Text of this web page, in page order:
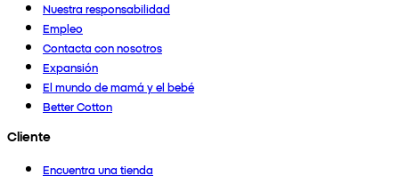
Nuestra responsabilidad
Empleo
Contacta con nosotros
Expansión
El mundo de mamá y el bebé
Better Cotton
Cliente
Encuentra una tienda